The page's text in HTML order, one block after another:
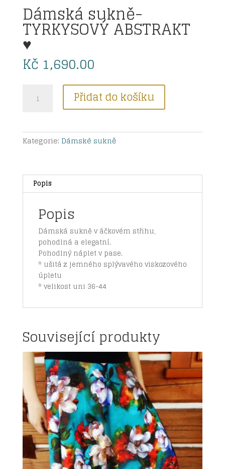
Dámská sukně-
TYRKYSOVÝ ABSTRAKT
♥
Kč 1,690.00
sukně-
♥
množství
Přidat do košíku
Kategorie: Dámské sukně
Popis
Popis
Dámská sukně v áčkovém střihu,
pohodlná a elegatní.
Pohodlný náplet v pase.
* ušitá z jemného splývavého viskozového
úpletu
* velikost uni 36-44
Související produkty